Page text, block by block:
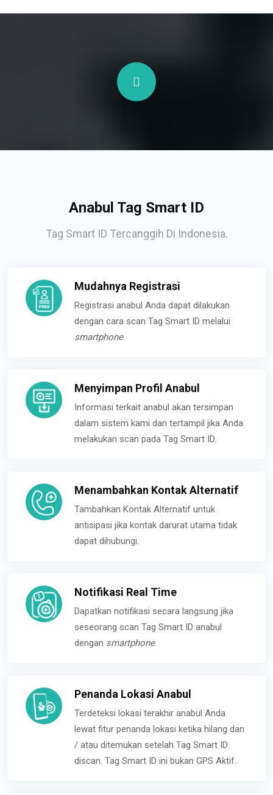
Anabul Tag Smart ID
Tag Smart ID Tercanggih Di Indonesia.
Mudahnya Registrasi
Registrasi anabul Anda dapat dilakukan
dengan cara scan Tag Smart ID melalui
smartphone.
Menyimpan Profil Anabul
Informasi terkait anabul akan tersimpan
dalam sistem kami dan tertampil jika Anda
melakukan scan pada Tag Smart ID.
Menambahkan Kontak Alternatif
Tambahkan Kontak Alternatif untuk
antisipasi jika kontak darurat utama tidak
dapat dihubungi.
Notifikasi Real Time
Dapatkan notifikasi secara langsung jika
seseorang scan Tag Smart ID anabul
dengan smartphone.
Penanda Lokasi Anabul
Terdeteksi lokasi terakhir anabul Anda
lewat fitur penanda lokasi ketika hilang dan
/ atau ditemukan setelah Tag Smart ID
discan. Tag Smart ID ini bukan GPS Aktif.